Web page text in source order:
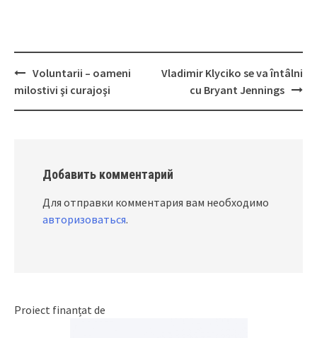
Post
navigation
Voluntarii – oameni
milostivi şi curajoşi
Vladimir Klyciko se va întâlni
cu Bryant Jennings
Добавить комментарий
Для отправки комментария вам необходимо
авторизоваться.
Proiect finanțat de